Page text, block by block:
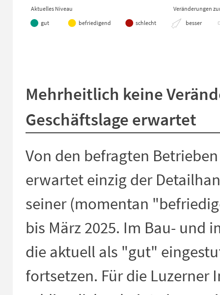
Aktuelles Niveau
Veränderungen
gut
befriedigend schlecht besser
Mehrheitlich keine
Geschäftslage erwartet
Von den befragten
erwartet einzig der
seiner (momentan
bis März 2025. Im Bau- und
die aktuell als "gut"
fortsetzen. Für die Luzerner